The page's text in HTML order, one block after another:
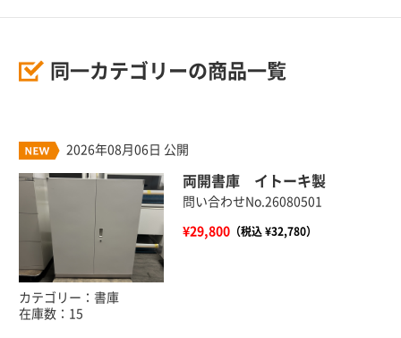
同一カテゴリーの商品一覧
2026年08月06日 公開
両開書庫 イトーキ製
問い合わせNo.26080501
¥29,800（税込 ¥32,780）
カテゴリー：書庫
在庫数：15